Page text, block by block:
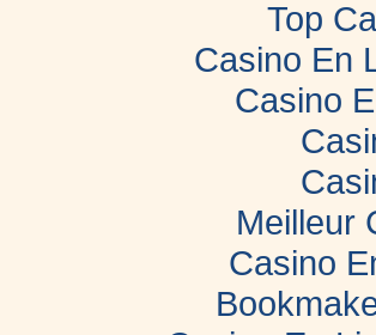
Top
Casino En
Casino
Meilleur
Casino